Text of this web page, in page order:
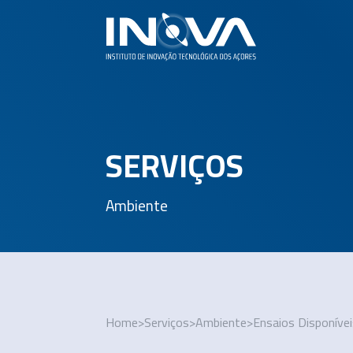
SERVIÇOS
Ambiente
Home>Serviços>Ambiente>Ensaios